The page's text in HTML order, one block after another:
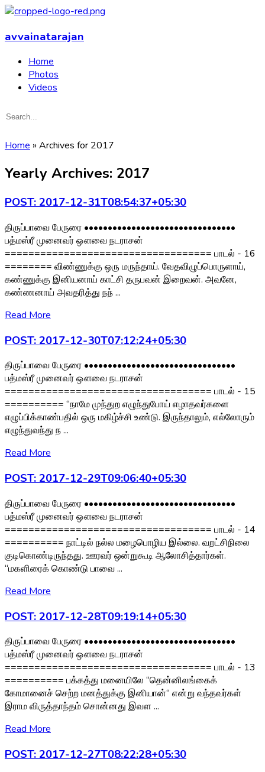
avvainatarajan
Home
Photos
Videos
Home » Archives for 2017
Yearly Archives: 2017
POST: 2017-12-31T08:54:37+05:30
திருப்பாவை பேருரை ••••••••••••••••••••••••••••••••
பத்மஸ்ரீ முனைவர் ஔவை நடராசன்
=================================== பாடல் - 16
======== விண்ணுக்கு ஒரு மருந்தாய். வேதவிழுப்பொருளாய்,
கண்ணுக்கு இனியனாய் காட்சி தருபவன் இறைவன். அவனே,
கண்ணனாய் அவதரித்து நந் ...
Read More
POST: 2017-12-30T07:12:24+05:30
திருப்பாவை பேருரை ••••••••••••••••••••••••••••••••
பத்மஸ்ரீ முனைவர் ஔவை நடராசன்
=================================== பாடல் - 15
========== “நாமே முந்துற எழுந்துபோய் எழாதவர்களை
எழுப்பிக்காண்பதில் ஒரு மகிழ்ச்சி உண்டு. இருந்தாலும், எல்லோரும்
எழுந்துவந்து ந ...
Read More
POST: 2017-12-29T09:06:40+05:30
திருப்பாவை பேருரை ••••••••••••••••••••••••••••••••
பத்மஸ்ரீ முனைவர் ஔவை நடராசன்
=================================== பாடல் - 14
========== நாட்டில் நல்ல மழைபொழிய இல்லை. வறட்சிநிலை
குடிகொண்டிருந்தது. ஊரவர் ஒன்றுகூடி ஆலோசித்தார்கள்.
“மகளிரைக் கொண்டு பாவை ...
Read More
POST: 2017-12-28T09:19:14+05:30
திருப்பாவை பேருரை ••••••••••••••••••••••••••••••••
பத்மஸ்ரீ முனைவர் ஔவை நடராசன்
=================================== பாடல் - 13
========== பக்கத்து மனையிலே “தென்னிலங்கைக்
கோமானைச் செற்ற மனத்துக்கு இனியான்“ என்று வந்தவர்கள்
இராம விருத்தாந்தம் சொன்னது இவள ...
Read More
POST: 2017-12-27T08:22:28+05:30